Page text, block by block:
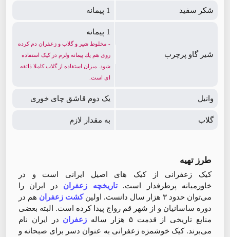
شکر سفید 1 پیمانه
شیر گاو پرچرب
1 پیمانه
- مخلوط شير و گلاب و زعفران دم كرده
روى هم يك پیمانه ولرم در کیک استفاده
شود. میزان استفاده از گلاب کاملا ذائقه
ای است.
وانیل یک دوم قاشق چای خوری
گلاب به مقدار لازم
طرز تهیه
کیک زعفرانی از کیک های اصیل ایرانی است و در
خاورمیانه پرطرفدار است. تاریخچه زعفران در ایران را
می‌توان حدود ۳ هزار سال دانست. اولین
کشت زعفران هم در
دوره ساسانیان و از شهر قم رواج پیدا کرده است. البته بعضی
منابع تاریخی از قدمت ۵ هزار ساله
زعفران در ایران نام
می‌برند. کیک خوشمزه زعفرانی به عنوان دسر برای صبحانه و